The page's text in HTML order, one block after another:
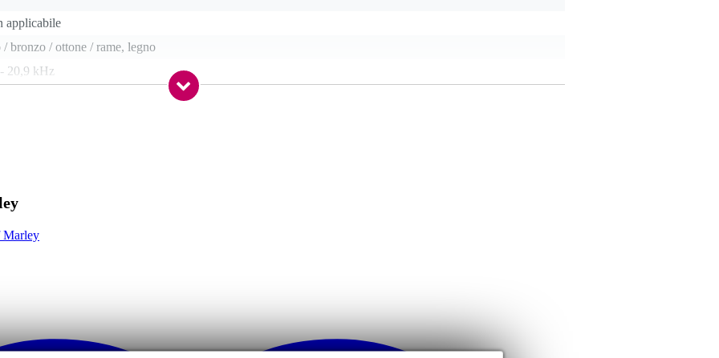
applicabile
/ bronzo / ottone / rame, legno
20,9 kHz
gr
Marley